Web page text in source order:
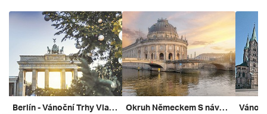
Berlín - Vánoční Trhy Vlakem Okruh Německem S návštěvou Berlína